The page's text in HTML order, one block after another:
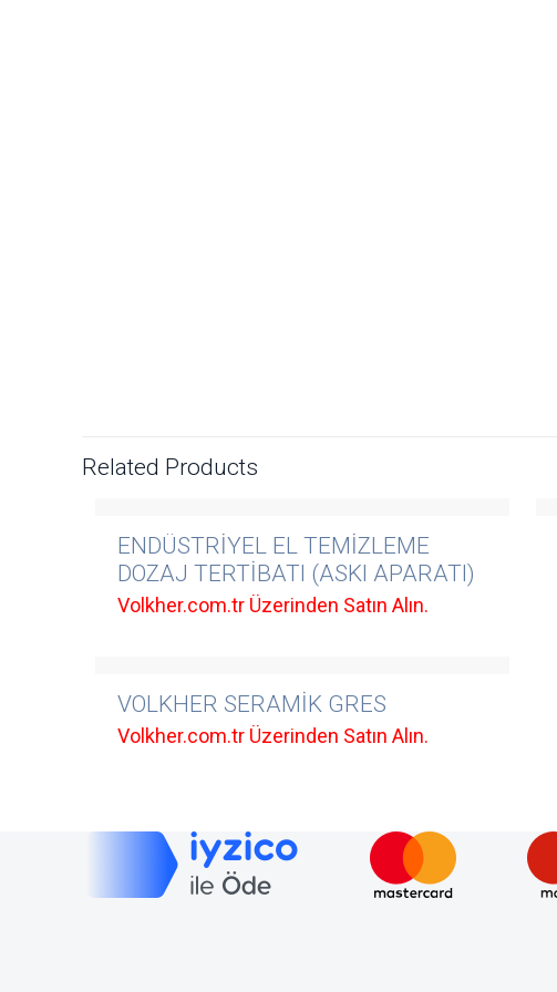
Related Products
ENDÜSTRİYEL EL TEMİZLEME
DOZAJ TERTİBATI (ASKI APARATI)
Volkher.com.tr Üzerinden Satın Alın.
VOLKHER SERAMİK GRES
Volkher.com.tr Üzerinden Satın Alın.